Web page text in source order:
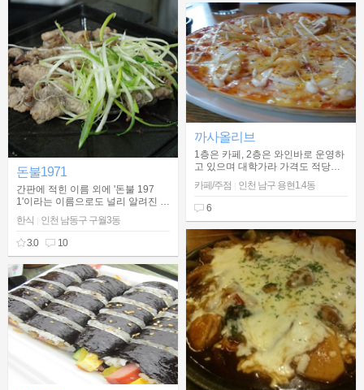
돈불1971
간판에 적힌 이름 외에 '돈불 197
1'이라는 이름으로도 널리 알려진 제
한식
인천 남동구 구월3동
3.0
10
까사올리브
1층은 카페, 2층은 와인바로 운영하
고 있으며 대학가라 가격도 적당하
고 분위기도 있는 카페와 와인바
카페/주점
인천 남구 용현1.4동
6